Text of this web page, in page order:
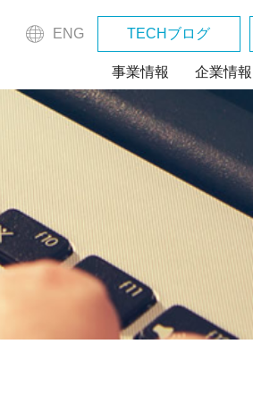
事業情報 企業情報
ENG TECHブログ